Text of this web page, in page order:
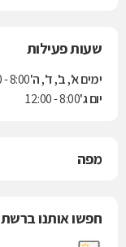
שעות פעילות
ימים א', ב', ד', ה'8:00 - 12:00, 16:00 - 19:00
יום ג'8:00 - 12:00
מפה
חפשו אותנו ברשת